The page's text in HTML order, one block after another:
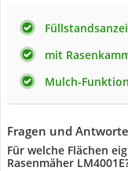
mit
Mulch-Funktion
Fragen und
Für welche Flächen
Rasenmäher